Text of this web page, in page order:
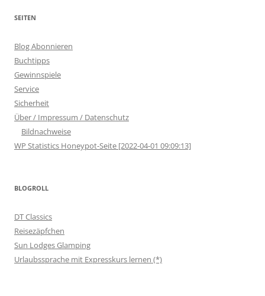
SEITEN
Blog Abonnieren
Buchtipps
Gewinnspiele
Service
Sicherheit
Über / Impressum / Datenschutz
Bildnachweise
WP Statistics Honeypot-Seite [2022-04-01 09:09:13]
BLOGROLL
DT Classics
Reisezäpfchen
Sun Lodges Glamping
Urlaubssprache mit Expresskurs lernen (*)